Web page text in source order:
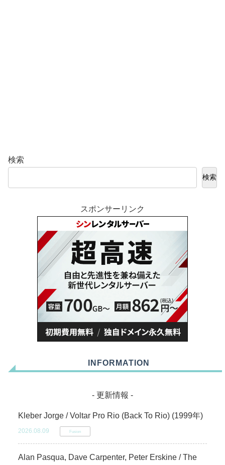
検索
検索
スポンサーリンク
INFORMATION
- 更新情報 -
Kleber Jorge / Voltar Pro Rio (Back To Rio) (1999年)
2026.08.09 Fusion
Alan Pasqua, Dave Carpenter, Peter Erskine / The